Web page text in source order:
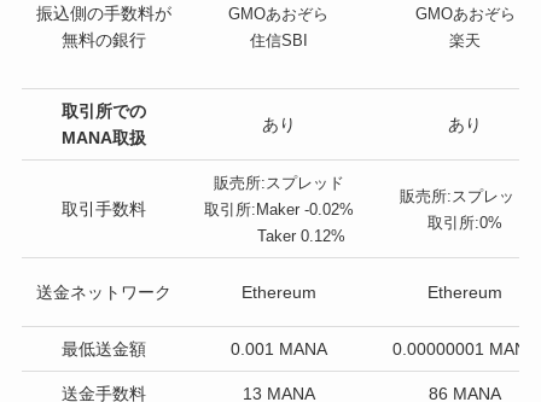
振込側の手数料が
無料の銀行
GMOあおぞら
住信SBI
GMOあおぞら
楽天
取引所での
MANA取扱
あり あり
取引手数料
販売所:スプレッド
取引所:Maker -0.02%
Taker 0.12%
販売所:スプレッド
取引所:0%
送金ネットワーク Ethereum Ethereum
最低送金額 0.001 MANA 0.00000001 MANA
送金手数料 13 MANA 86 MANA